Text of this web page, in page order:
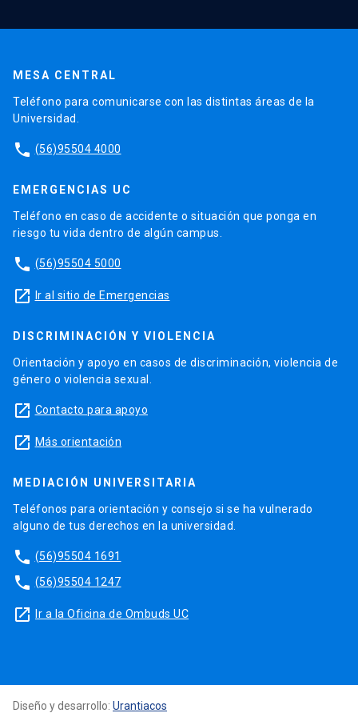
MESA CENTRAL
Teléfono para comunicarse con las distintas áreas de la
Universidad.
phone (56)95504 4000
EMERGENCIAS UC
Teléfono en caso de accidente o situación que ponga en
riesgo tu vida dentro de algún campus.
phone (56)95504 5000
launch Ir al sitio de Emergencias
DISCRIMINACIÓN Y VIOLENCIA
Orientación y apoyo en casos de discriminación, violencia de
género o violencia sexual.
launch Contacto para apoyo
launch Más orientación
MEDIACIÓN UNIVERSITARIA
Teléfonos para orientación y consejo si se ha vulnerado
alguno de tus derechos en la universidad.
phone (56)95504 1691
phone (56)95504 1247
launch Ir a la Oficina de Ombuds UC
Diseño y desarrollo: Urantiacos